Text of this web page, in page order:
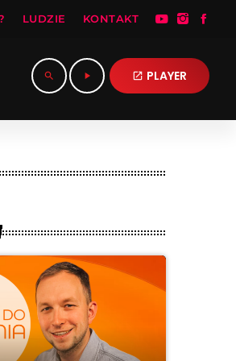
LUDZIE KONTAKT
search play_arrow open_in_new PLAYER